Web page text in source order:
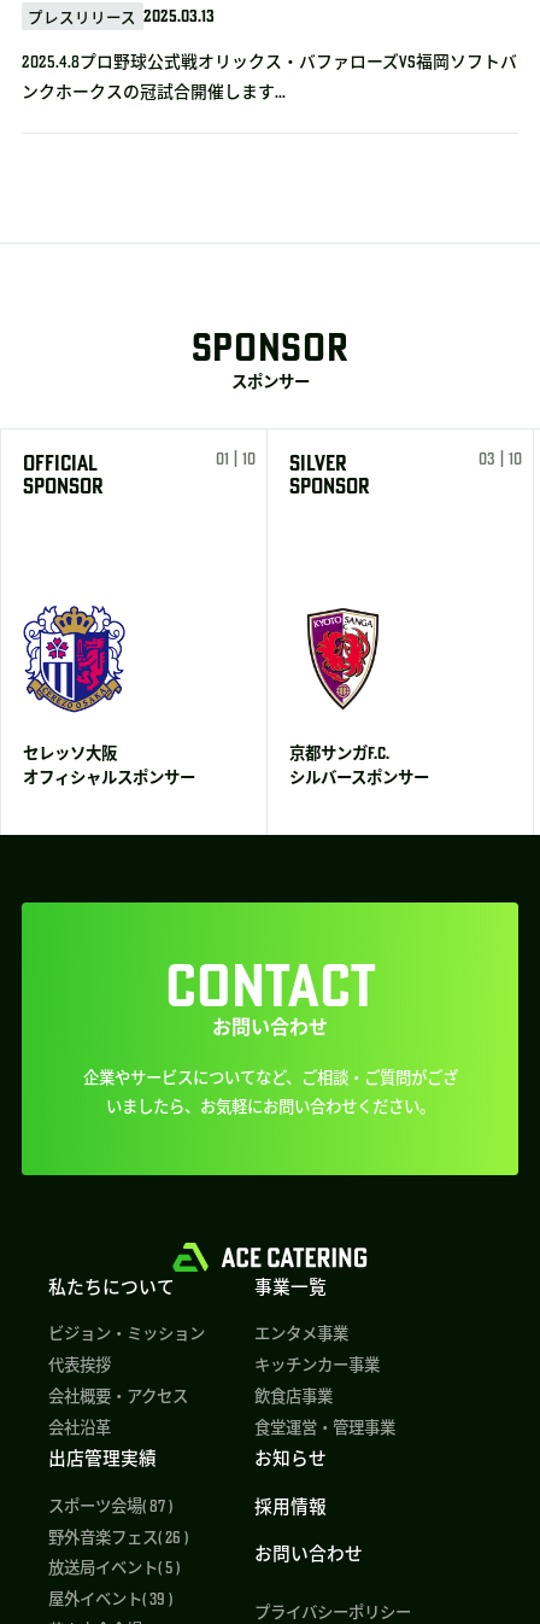
プレスリリース 2025.03.13
2025.4.8プロ野球公式戦オリックス・バファローズvs福岡ソフトバ
ンクホークスの冠試合開催します...
SPONSOR
スポンサー
OFFICIAL
SPONSOR
01 | 10
セレッソ大阪
オフィシャルスポンサー
SILVER
SPONSOR
03 | 10
京都サンガF.C.
シルバースポンサー
CONTACT
お問い合わせ
企業やサービスについてなど、ご相談・ご質問がござ
いましたら、 お気軽にお問い合わせください。
私たちについて
ビジョン・ミッション
代表挨拶
会社概要・アクセス
会社沿革
事業一覧
エンタメ事業
キッチンカー事業
飲食店事業
食堂運営・管理事業
出店管理実績
スポーツ会場( 87 )
野外音楽フェス( 26 )
放送局イベント( 5 )
屋外イベント( 39 )
お知らせ
採用情報
お問い合わせ
プライバシーポリシー